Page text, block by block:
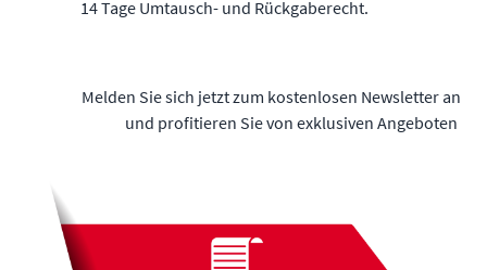
14 Tage Umtausch- und Rückgaberecht.
Melden Sie sich jetzt zum kostenlosen Newsletter an
und profitieren Sie von exklusiven Angeboten